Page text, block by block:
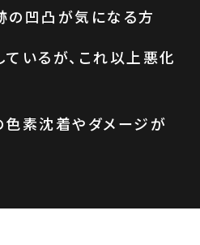
の凹凸が気になる方
いるが、これ以上悪化
素沈着やダメージが